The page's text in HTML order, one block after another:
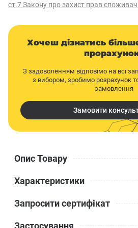
ст.7 Закону про захист прав
Хочеш дізнатись
З задоволенням відповімо на всі
з вибором, зробимо розрахунок
замовлення
Замовити
Опис Товару
Цей підвіс призначений для прямого
залізобетонну стелю за допомогою
профілю CD 60/27 до підвісу
Характеристики
Бренд
Запросити сертифікат
Застосування